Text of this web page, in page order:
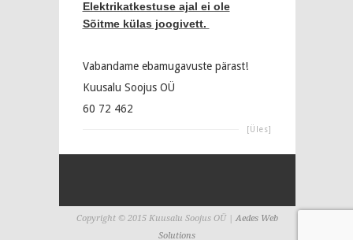
Elektrikatkestuse ajal ei ole
Sõitme külas joogivett.
Vabandame ebamugavuste pärast!
Kuusalu Soojus OÜ
60 72 462
[Üles]
Copyright © 2015 Kuusalu Soojus OÜ |Aedes Web
Solutions